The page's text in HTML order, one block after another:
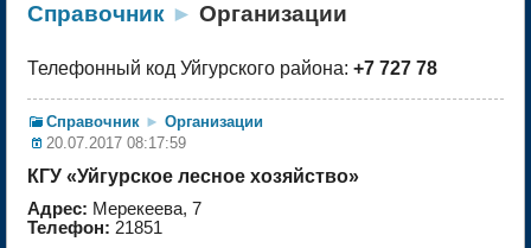
Справочник ► Организации
Телефонный код Уйгурского района: +7 727 78
Справочник ► Организации
20.07.2017 08:17:59
КГУ «Уйгурское лесное хозяйство»
Адрес: Мерекеева, 7
Телефон: 21851